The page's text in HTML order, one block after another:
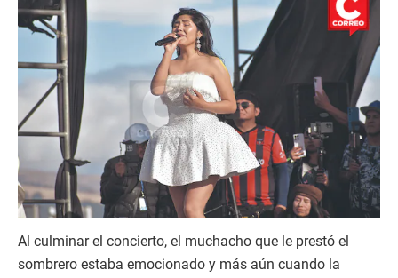
Al culminar el concierto, el muchacho que le prestó el
sombrero estaba emocionado y más aún cuando la